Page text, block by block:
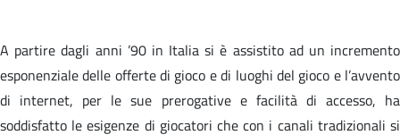
A partire dagli anni ’90 in Italia si è assistito ad un incremento
esponenziale delle offerte di gioco e di luoghi del gioco e l’avvento
di internet, per le sue prerogative e facilità di accesso, ha
soddisfatto le esigenze di giocatori che con i canali tradizionali si